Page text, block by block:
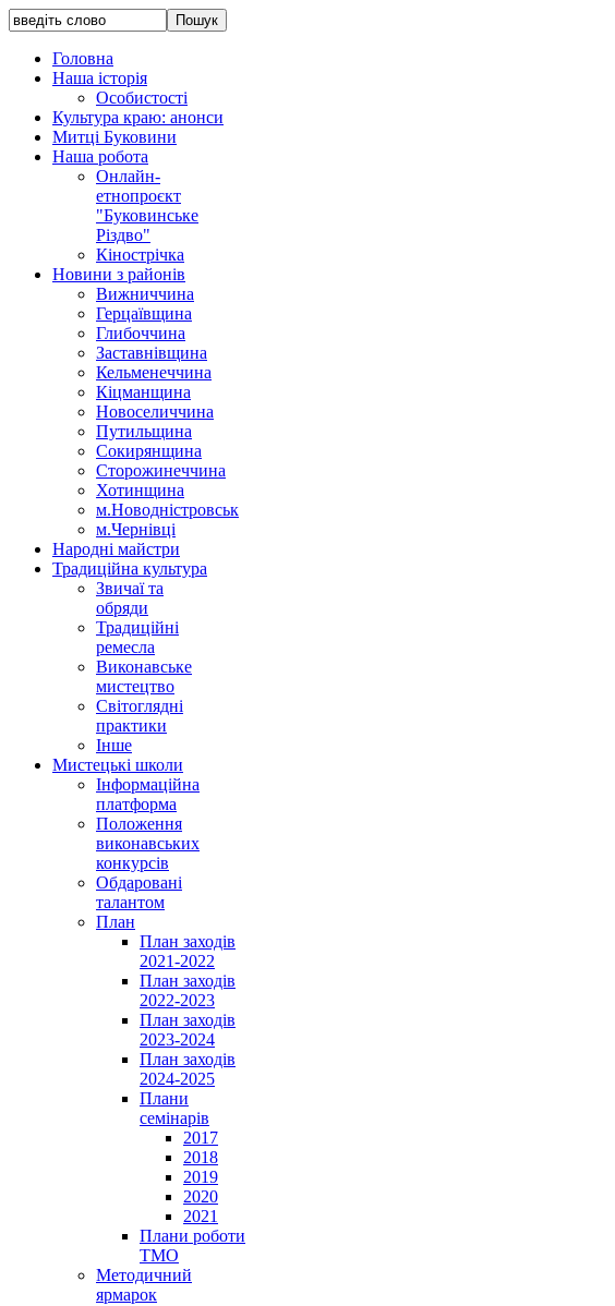
Головна
Наша історія
Особистості
Культура краю: анонси
Митці Буковини
Наша робота
Онлайн-
етнопроєкт
"Буковинське
Різдво"
Кінострічка
Новини з районів
Вижниччина
Герцаївщина
Глибоччина
Заставнівщина
Кельменеччина
Кіцманщина
Новоселиччина
Путильщина
Сокирянщина
Сторожинеччина
Хотинщина
м.Новодністровськ
м.Чернівці
Народні майстри
Традиційна культура
Звичаї та
обряди
Традиційні
ремесла
Виконавське
мистецтво
Світоглядні
практики
Інше
Мистецькі школи
Інформаційна
платформа
Положення
виконавських
конкурсів
Обдаровані
талантом
План
План заходів
2021-2022
План заходів
2022-2023
План заходів
2023-2024
План заходів
2024-2025
Плани
семінарів
2017
2018
2019
2020
2021
Плани роботи
ТМО
Методичний
ярмарок